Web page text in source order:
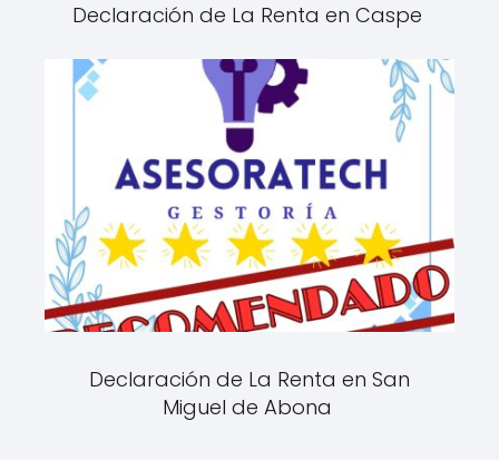
Declaración de La Renta en Caspe
Declaración de La Renta en San
Miguel de Abona